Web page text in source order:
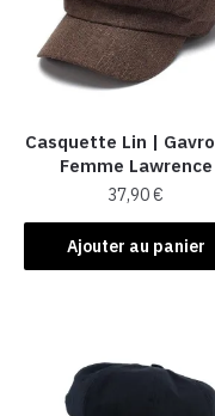
Casquette Lin |
Femme Lawrence
37,90€
Ajouter au panier